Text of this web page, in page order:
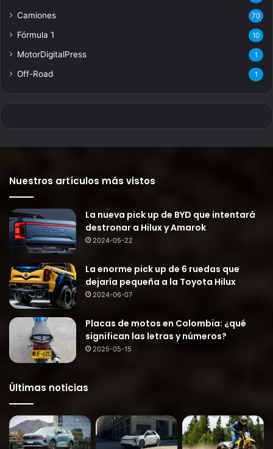
Camiones 70
Fórmula 1 10
MotorDigitalPress 1
Off-Road 1
Nuestros artículos más vistos
La nueva pick up de BYD que intentará
destronar a Hilux y Amarok
2024-05-22
La enorme pick up de 6 ruedas que
dejaría pequeña a la Toyota Hilux
2024-06-07
Placas de motos en Colombia: ¿qué
significan las letras y números?
2025-05-15
Últimas noticias